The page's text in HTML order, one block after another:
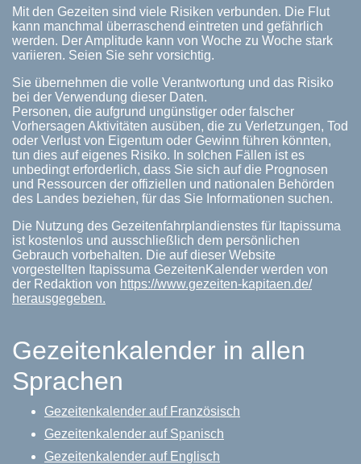
Mit den Gezeiten sind viele Risiken verbunden. Die Flut
kann manchmal überraschend eintreten und gefährlich
werden. Der Amplitude kann von Woche zu Woche stark
variieren. Seien Sie sehr vorsichtig.
Sie übernehmen die volle Verantwortung und das Risiko
bei der Verwendung dieser Daten.
Personen, die aufgrund ungünstiger oder falscher
Vorhersagen Aktivitäten ausüben, die zu Verletzungen, Tod
oder Verlust von Eigentum oder Gewinn führen könnten,
tun dies auf eigenes Risiko. In solchen Fällen ist es
unbedingt erforderlich, dass Sie sich auf die Prognosen
und Ressourcen der offiziellen und nationalen Behörden
des Landes beziehen, für das Sie Informationen suchen.
Die Nutzung des Gezeitenfahrplandienstes für Itapissuma
ist kostenlos und ausschließlich dem persönlichen
Gebrauch vorbehalten. Die auf dieser Website
vorgestellten Itapissuma GezeitenKalender werden von
der Redaktion von https://www.gezeiten-kapitaen.de/
herausgegeben.
Gezeitenkalender in allen
Sprachen
Gezeitenkalender auf Französisch
Gezeitenkalender auf Spanisch
Gezeitenkalender auf Englisch